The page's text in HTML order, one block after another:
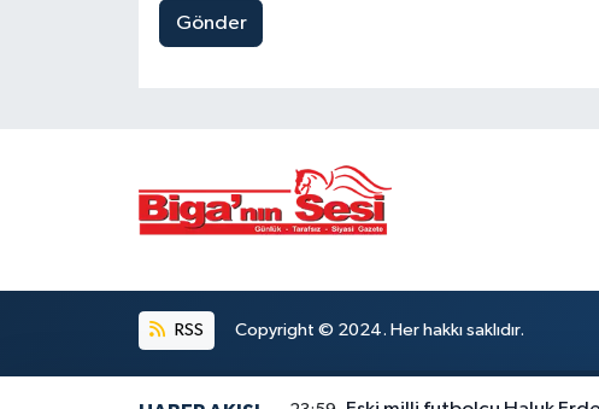
Gönder
RSS Copyright © 2024. Her hakkı saklıdır.